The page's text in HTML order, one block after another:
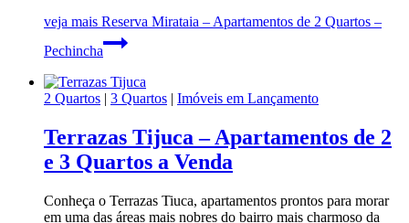
veja mais Reserva Mirataia – Apartamentos de 2 Quartos –
Pechincha
2 Quartos | 3 Quartos | Imóveis em Lançamento
Terrazas Tijuca – Apartamentos de 2
e 3 Quartos a Venda
Conheça o Terrazas Tiuca, apartamentos prontos para morar
em uma das áreas mais nobres do bairro mais charmoso da